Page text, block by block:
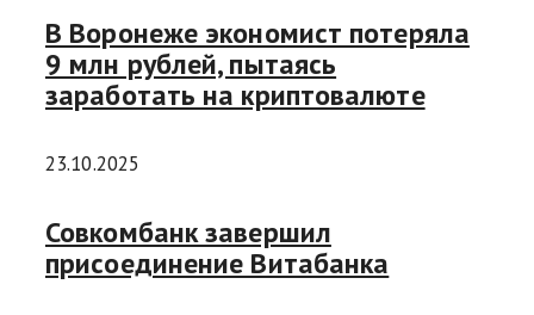
В Воронеже экономист потеряла
9 млн рублей, пытаясь
заработать на криптовалюте
23.10.2025
Совкомбанк завершил
присоединение Витабанка